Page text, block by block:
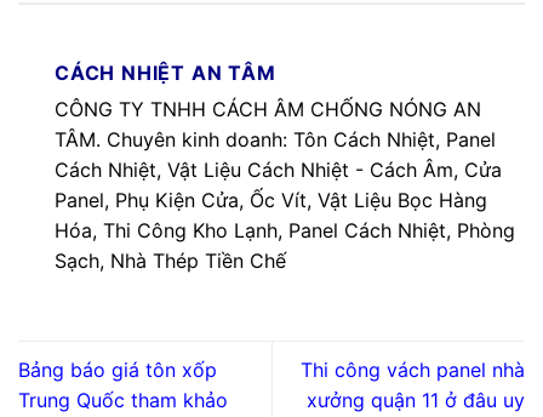
CÁCH NHIỆT AN TÂM
CÔNG TY TNHH CÁCH ÂM CHỐNG NÓNG AN
TÂM. Chuyên kinh doanh: Tôn Cách Nhiệt, Panel
Cách Nhiệt, Vật Liệu Cách Nhiệt - Cách Âm, Cửa
Panel, Phụ Kiện Cửa, Ốc Vít, Vật Liệu Bọc Hàng
Hóa, Thi Công Kho Lạnh, Panel Cách Nhiệt, Phòng
Sạch, Nhà Thép Tiền Chế
Bảng báo giá tôn xốp
Trung Quốc tham khảo
Thi công vách panel nhà
xưởng quận 11 ở đâu uy